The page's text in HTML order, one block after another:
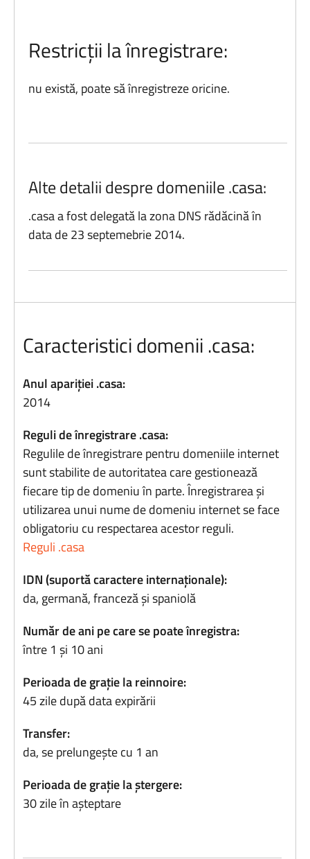
Restricții la înregistrare:
nu există, poate să înregistreze oricine.
Alte detalii despre domeniile .casa:
.casa a fost delegată la zona DNS rădăcină în
data de 23 septemebrie 2014.
Caracteristici domenii .casa:
Anul apariției .casa:
2014
Reguli de înregistrare .casa:
Regulile de înregistrare pentru domeniile internet
sunt stabilite de autoritatea care gestionează
fiecare tip de domeniu în parte. Înregistrarea și
utilizarea unui nume de domeniu internet se face
obligatoriu cu respectarea acestor reguli.
Reguli .casa
IDN (suportă caractere internaționale):
da, germană, franceză și spaniolă
Număr de ani pe care se poate înregistra:
între 1 și 10 ani
Perioada de grație la reinnoire:
45 zile după data expirării
Transfer:
da, se prelungește cu 1 an
Perioada de grație la ștergere:
30 zile în așteptare